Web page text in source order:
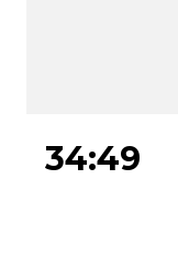
34:49